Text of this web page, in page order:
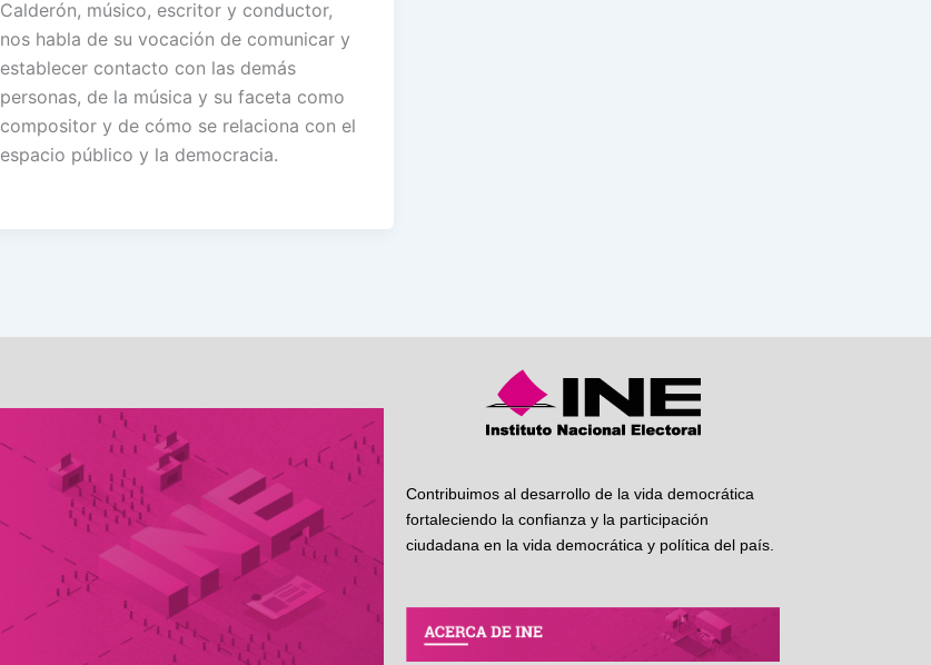
Calderón, músico, escritor y conductor,
nos habla de su vocación de comunicar y
establecer contacto con las demás
personas, de la música y su faceta como
compositor y de cómo se relaciona con el
espacio público y la democracia.
Contribuimos al desarrollo de la vida democrática
fortaleciendo la confianza y la participación
ciudadana en la vida democrática y política del país.